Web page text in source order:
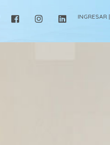
INGRESAR |